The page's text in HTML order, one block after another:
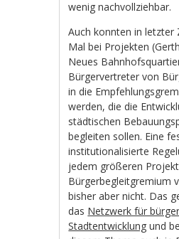
wenig nachvollziehbar.
Auch konnten in letzter
Mal bei Projekten
Neues
Bürgervertreter von
in die
werden, die die
städtischen
begleiten sollen. Eine
institutionalisierte
jedem größeren
Bürgerbegleitgremium
bisher aber nicht. Das
das Netzwerk für
Stadtentwicklung und